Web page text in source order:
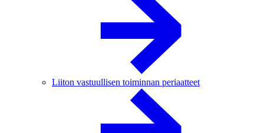
Liiton vastuullisen toiminnan periaatteet